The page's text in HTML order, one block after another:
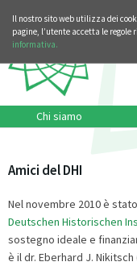
Il nostro sito web utilizza dei
pagine, l’utente accetta le regole
informativa.
Chi siamo
Amici del DHI
Nel novembre 2010 è
Deutschen Historischen
sostegno ideale e
è il dr. Eberhard J.